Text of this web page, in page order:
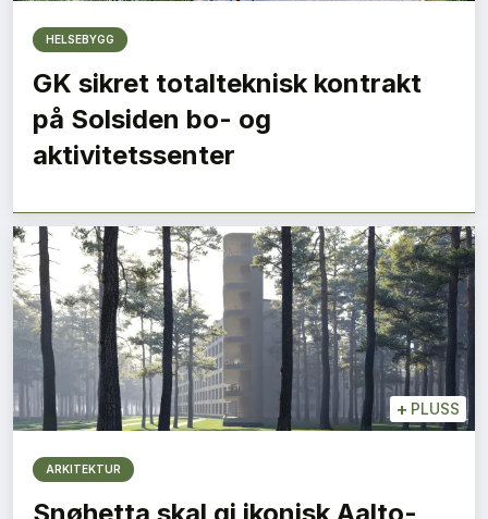
HELSEBYGG
GK sikret totalteknisk kontrakt
på Solsiden bo- og
aktivitetssenter
+ PLUSS
ARKITEKTUR